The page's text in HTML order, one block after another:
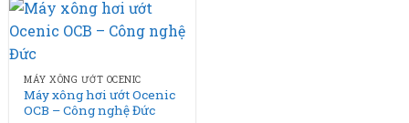
MÁY XÔNG ƯỚT OCENIC
Máy xông hơi ướt Ocenic
OCB – Công nghệ Đức